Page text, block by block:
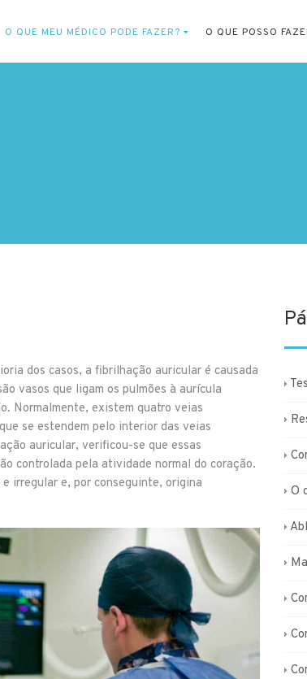
O QUE MEU MÉDICO PODE FAZER? O QUE POSSO
dos casos, a fibrilhação auricular é causada
vasos que ligam os pulmões à aurícula
Normalmente, existem quatro veias
se estendem pelo interior das veias
auricular, verificou-se que essas
controlada pela atividade normal do coração.
e irregular e, por conseguinte, origina
O